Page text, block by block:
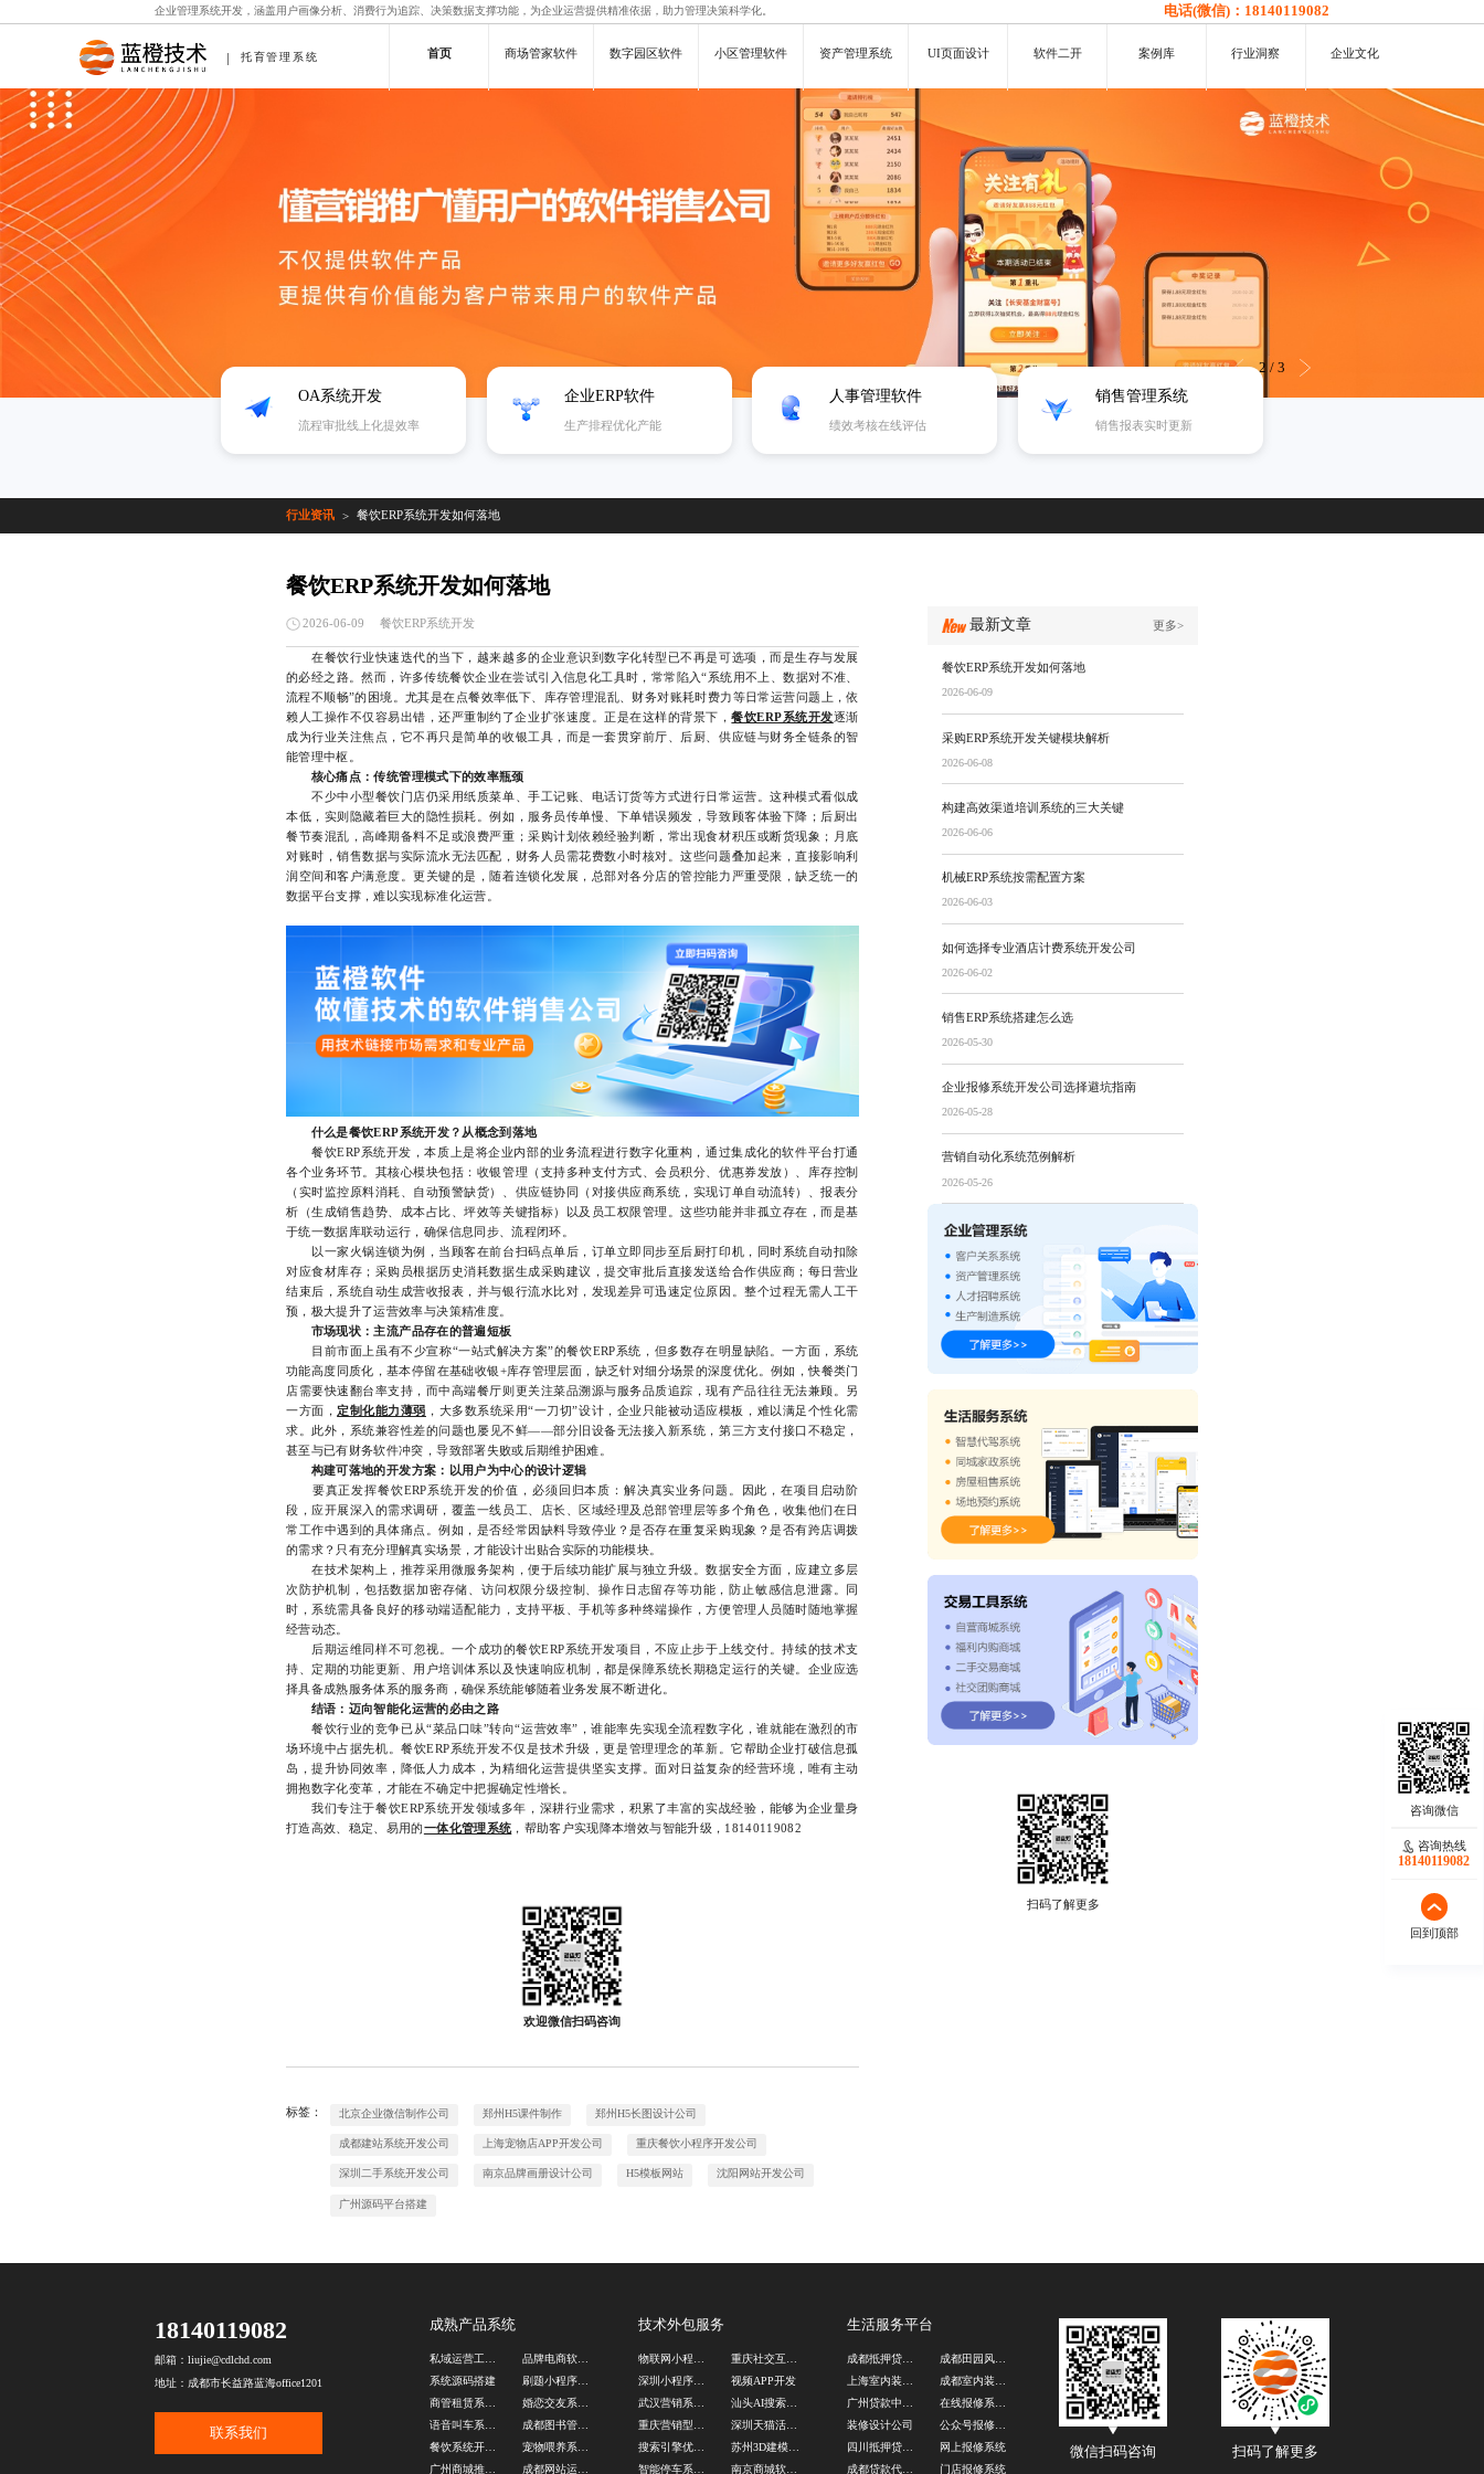
企业管理系统开发，涵盖用户画像分析、消费行为追踪、决策数据支撑功能，为企业运营提供精准依据，助力管理决策科学化。 电话(微信)： 18140119082
托育管理系统 首页 商场管家软件 数字园区软件 小区管理软件 资产管理系统 UI页面设计 软件二开 案例库 行业洞察 企业文化
3 / 3
OA系统开发
流程审批线上化提效率
企业ERP软件
生产排程优化产能
人事管理软件
绩效考核在线评估
销售管理系统
销售报表实时更新
行业资讯 > 餐饮ERP系统开发如何落地
餐饮ERP系统开发如何落地
2026-06-09 餐饮ERP系统开发
在餐饮行业快速迭代的当下，越来越多的企业意识到数字化转型已不再是可选项，而是生存与发展
的必经之路。然而，许多传统餐饮企业在尝试引入信息化工具时，常常陷入“系统用不上、数据对不准、
流程不顺畅”的困境。尤其是在点餐效率低下、库存管理混乱、财务对账耗时费力等日常运营问题上，依
赖人工操作不仅容易出错，还严重制约了企业扩张速度。正是在这样的背景下，餐饮ERP系统开发逐渐
成为行业关注焦点，它不再只是简单的收银工具，而是一套贯穿前厅、后厨、供应链与财务全链条的智
能管理中枢。
核心痛点：传统管理模式下的效率瓶颈
不少中小型餐饮门店仍采用纸质菜单、手工记账、电话订货等方式进行日常运营。这种模式看似成
本低，实则隐藏着巨大的隐性损耗。例如，服务员传单慢、下单错误频发，导致顾客体验下降；后厨出
餐节奏混乱，高峰期备料不足或浪费严重；采购计划依赖经验判断，常出现食材积压或断货现象；月底
对账时，销售数据与实际流水无法匹配，财务人员需花费数小时核对。这些问题叠加起来，直接影响利
润空间和客户满意度。更关键的是，随着连锁化发展，总部对各分店的管控能力严重受限，缺乏统一的
数据平台支撑，难以实现标准化运营。
什么是餐饮ERP系统开发？从概念到落地
餐饮ERP系统开发，本质上是将企业内部的业务流程进行数字化重构，通过集成化的软件平台打通
各个业务环节。其核心模块包括：收银管理（支持多种支付方式、会员积分、优惠券发放）、库存控制
（实时监控原料消耗、自动预警缺货）、供应链协同（对接供应商系统，实现订单自动流转）、报表分
析（生成销售趋势、成本占比、坪效等关键指标）以及员工权限管理。这些功能并非孤立存在，而是基
于统一数据库联动运行，确保信息同步、流程闭环。
以一家火锅连锁为例，当顾客在前台扫码点单后，订单立即同步至后厨打印机，同时系统自动扣除
对应食材库存；采购员根据历史消耗数据生成采购建议，提交审批后直接发送给合作供应商；每日营业
结束后，系统自动生成营收报表，并与银行流水比对，发现差异可迅速定位原因。整个过程无需人工干
预，极大提升了运营效率与决策精准度。
市场现状：主流产品存在的普遍短板
目前市面上虽有不少宣称“一站式解决方案”的餐饮ERP系统，但多数存在明显缺陷。一方面，系统
功能高度同质化，基本停留在基础收银+库存管理层面，缺乏针对细分场景的深度优化。例如，快餐类门
店需要快速翻台率支持，而中高端餐厅则更关注菜品溯源与服务品质追踪，现有产品往往无法兼顾。另
一方面，定制化能力薄弱 ，大多数系统采用“一刀切”设计，企业只能被动适应模板，难以满足个性化需
求。此外，系统兼容性差的问题也屡见不鲜——部分旧设备无法接入新系统，第三方支付接口不稳定，
甚至与已有财务软件冲突，导致部署失败或后期维护困难。
构建可落地的开发方案：以用户为中心的设计逻辑
要真正发挥餐饮ERP系统开发的价值，必须回归本质：解决真实业务问题。因此，在项目启动阶
段，应开展深入的需求调研，覆盖一线员工、店长、区域经理及总部管理层等多个角色，收集他们在日
常工作中遇到的具体痛点。例如，是否经常因缺料导致停业？是否存在重复采购现象？是否有跨店调拨
的需求？只有充分理解真实场景，才能设计出贴合实际的功能模块。
在技术架构上，推荐采用微服务架构，便于后续功能扩展与独立升级。数据安全方面，应建立多层
次防护机制，包括数据加密存储、访问权限分级控制、操作日志留存等功能，防止敏感信息泄露。同
时，系统需具备良好的移动端适配能力，支持平板、手机等多种终端操作，方便管理人员随时随地掌握
经营动态。
后期运维同样不可忽视。一个成功的餐饮ERP系统开发项目，不应止步于上线交付。持续的技术支
持、定期的功能更新、用户培训体系以及快速响应机制，都是保障系统长期稳定运行的关键。企业应选
择具备成熟服务体系的服务商，确保系统能够随着业务发展不断进化。
结语：迈向智能化运营的必由之路
餐饮行业的竞争已从“菜品口味”转向“运营效率”，谁能率先实现全流程数字化，谁就能在激烈的市
场环境中占据先机。餐饮ERP系统开发不仅是技术升级，更是管理理念的革新。它帮助企业打破信息孤
岛，提升协同效率，降低人力成本，为精细化运营提供坚实支撑。面对日益复杂的经营环境，唯有主动
拥抱数字化变革，才能在不确定中把握确定性增长。
我们专注于餐饮ERP系统开发领域多年，深耕行业需求，积累了丰富的实战经验，能够为企业量身
打造高效、稳定、易用的一体化管理系统 ，帮助客户实现降本增效与智能升级，18140119082
欢迎微信扫码咨询
标签： 北京企业微信制作公司 郑州H5课件制作 郑州H5长图设计公司
成都建站系统开发公司 上海宠物店APP开发公司 重庆餐饮小程序开发公司
深圳二手系统开发公司 南京品牌画册设计公司 H5模板网站 沈阳网站开发公司
广州源码平台搭建
最新文章 更多>
餐饮ERP系统开发如何落地
2026-06-09
采购ERP系统开发关键模块解析
2026-06-08
构建高效渠道培训系统的三大关键
2026-06-06
机械ERP系统按需配置方案
2026-06-03
如何选择专业酒店计费系统开发公司
2026-06-02
销售ERP系统搭建怎么选
2026-05-30
企业报修系统开发公司选择避坑指南
2026-05-28
营销自动化系统范例解析
2026-05-26
扫码了解更多
咨询热线
18140119082
回到顶部
18140119082
邮箱：liujie@cdlchd.com
地址：成都市长益路蓝海office1201
联系我们
成熟产品系统
私域运营工具开发
品牌电商软件开发
系统源码搭建
刷题小程序开发公司
商管租赁系统开发
婚恋交友系统源码
语音叫车系统开发
成都图书管理系统开发
餐饮系统开发公司
宠物喂养系统开发
广州商城推广图设计
成都网站运营物料设计
技术外包服务
物联网小程序开发
重庆社交互动游戏开发
深圳小程序开发公司
视频APP开发
武汉营销系统软件开发
汕头AI搜索优化公司
重庆营销型网站建设
深圳天猫活动开发
搜索引擎优化公司
苏州3D建模公司
智能停车系统开发
南京商城软件开发
生活服务平台
成都抵押贷款代办公司
成都田园风装修
上海室内装修公司
成都室内装修公司
广州贷款中介公司
在线报修系统定制
装修设计公司
公众号报修系统
四川抵押贷款代办公司
网上报修系统
成都贷款代办公司
门店报修系统
微信扫码咨询 扫码了解更多